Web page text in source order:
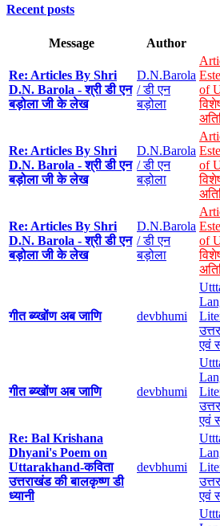
Recent posts
Message Author
Re: Articles By Shri
D.N. Barola - श्री डी एन
बड़ोला जी के लेख
D.N.Barola
/ डी एन
बड़ोला
of
Re: Articles By Shri
D.N. Barola - श्री डी एन
बड़ोला जी के लेख
D.N.Barola
/ डी एन
बड़ोला
of
Re: Articles By Shri
D.N. Barola - श्री डी एन
बड़ोला जी के लेख
D.N.Barola
/ डी एन
बड़ोला
of
गीत ब्य्खोंण अब जाणि devbhumi
एवं
गीत ब्य्खोंण अब जाणि devbhumi
एवं
Re: Bal Krishana
Dhyani's Poem on
Uttarakhand-कविता
उत्तराखंड की बालकृष्ण डी
ध्यानी
devbhumi
एवं